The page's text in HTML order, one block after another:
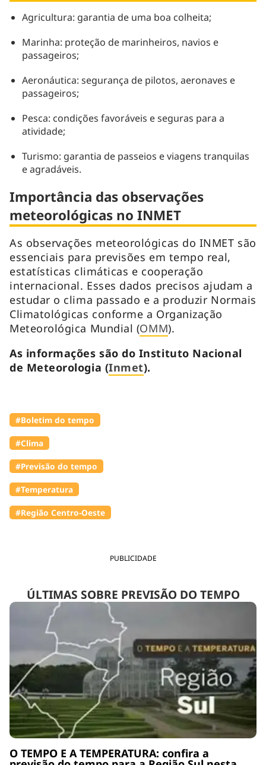
PUBLICIDADE
ÚLTIMAS SOBRE PREVISÃO DO TEMPO
O TEMPO E A TEMPERATURA: confira a
Agricultura: garantia de uma boa colheita;
Marinha: proteção de marinheiros, navios e
passageiros;
Aeronáutica: segurança de pilotos, aeronaves e
passageiros;
Pesca: condições favoráveis e seguras para a
atividade;
Turismo: garantia de passeios e viagens tranquilas
e agradáveis.
Importância das observações
meteorológicas no INMET
As observações meteorológicas do INMET são
essenciais para previsões em tempo real,
estatísticas climáticas e cooperação
internacional. Esses dados precisos ajudam a
estudar o clima passado e a produzir Normais
Climatológicas conforme a Organização
Meteorológica Mundial (OMM).
As informações são do Instituto Nacional
de Meteorologia (Inmet).
#Boletim do tempo
#Clima
#Previsão do tempo
#Temperatura
#Região Centro-Oeste